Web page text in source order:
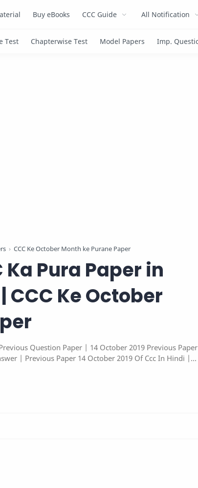
Buy eBooks CCC Guide All Notification
CCC Ke October Month ke Purane Paper
Ka Pura Paper in
Ke October
Question Paper | 14 October 2019 Previous Paper
| Previous Paper 14 October 2019 Of Ccc In Hindi |